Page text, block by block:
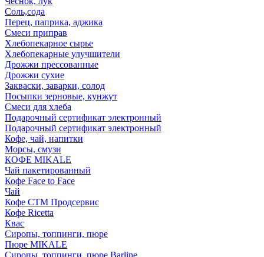
Соль,сода
Перец, паприка, аджика
Смеси приправ
Хлебопекарное сырье
Хлебопекарные улучшители
Дрожжи прессованные
Дрожжи сухие
Закваски, заварки, солод
Посыпки зерновые, кунжут
Смеси для хлеба
Подарочный сертификат электронный
Подарочный сертификат электронный
Кофе, чай, напитки
Морсы, смузи
КОФЕ MIKALE
Чай пакетированный
Кофе Face to Face
Чай
Кофе СТМ Продсервис
Кофе Ricetta
Квас
Сиропы, топпинги, пюре
Пюре MIKALE
Сиропы, топпинги, пюре Barline